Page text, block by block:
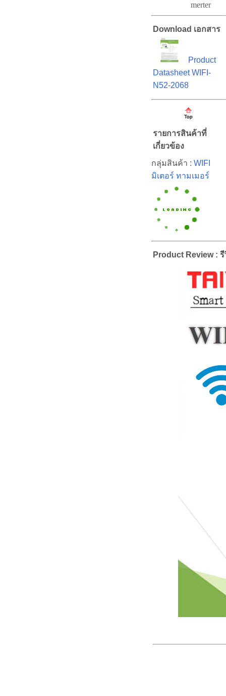
merter
Download เอกสาร
Product
Datasheet WIFI-
N52-2068
รายการสินค้าที่
เกี่ยวข้อง
กลุ่มสินค้า : WIFI
มิเตอร์ ทามเมอร์
Product Review :